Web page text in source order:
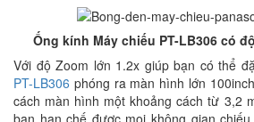
Ống kính Máy chiếu PT-LB306 có
Với độ Zoom lớn 1.2x giúp bạn có thể
PT-LB306 phóng ra màn hình lớn
cách màn hình một khoảng cách từ 3,2